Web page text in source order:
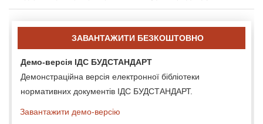
ЗАВАНТАЖИТИ БЕЗКОШТОВНО
Демо-версія ІДС БУДСТАНДАРТ
Демонстраційна версія електронної бібліотеки
нормативних документів ІДС БУДСТАНДАРТ.
Завантажити демо-версію